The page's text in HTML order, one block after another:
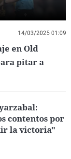
14/03/2025 01:09
en Old
pitar a
contentos por
la victoria"